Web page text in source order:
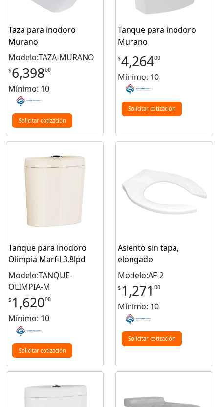
Taza para inodoro
Murano
Modelo:TAZA-MURANO
$6,39800
Mínimo: 10
Solicitar cotización
Tanque para inodoro
Murano
$4,26400
Mínimo: 10
Solicitar cotización
Tanque para inodoro
Olimpia Marfil 3.8lpd
Modelo:TANQUE-
OLIMPIA-M
$ 1,62000
Mínimo: 10
Solicitar cotización
Asiento sin tapa,
elongado
Modelo:AF-2
$ 1,271 00
Mínimo: 10
Solicitar cotización